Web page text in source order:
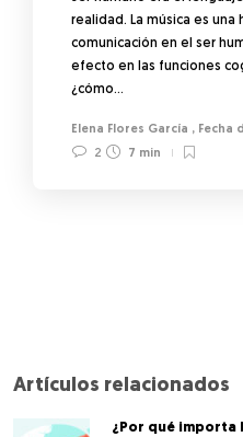
realidad. La música es una
comunicación en el ser
efecto en las funciones
¿cómo…
Elena Flores García ,
2
7 min
Artículos relacionados
¿Por qué importa